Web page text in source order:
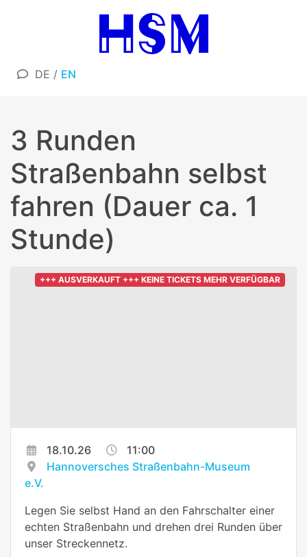
DE / EN
3 Runden
Straßenbahn selbst
fahren (Dauer ca. 1
Stunde)
+++ AUSVERKAUFT +++ KEINE TICKETS MEHR VERFÜGBAR
18.10.26
11:00
Hannoversches Straßenbahn-Museum
e.V.
Legen Sie selbst Hand an den Fahrschalter einer
echten Straßenbahn und drehen drei Runden über
unser Streckennetz.